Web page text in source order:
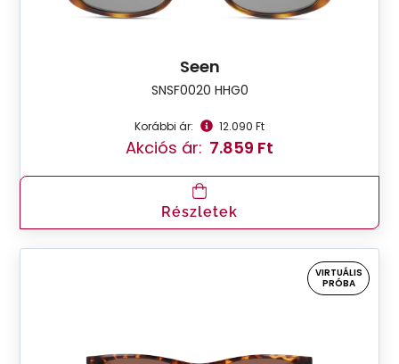
Seen
SNSF0020 HHG0
Korábbi ár: 12.090 Ft
Akciós ár: 7.859 Ft
Részletek
VIRTUÁLIS
PRÓBA